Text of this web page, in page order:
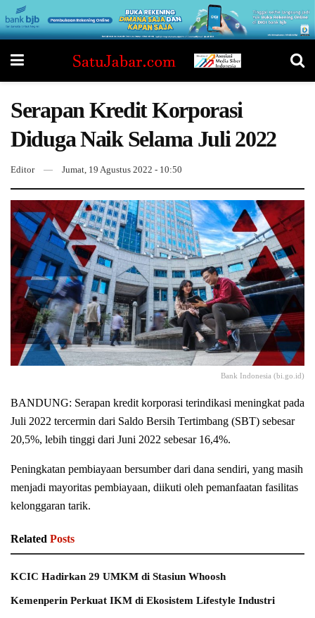
Serapan Kredit Korporasi
Diduga Naik Selama Juli 2022
Editor Jumat, 19 Agustus 2022 - 10:50
Bank Indonesia (bi.go.id)
BANDUNG: Serapan kredit korporasi terindikasi meningkat pada
Juli 2022 tercermin dari Saldo Bersih Tertimbang (SBT) sebesar
20,5%, lebih tinggi dari Juni 2022 sebesar 16,4%.
Peningkatan pembiayaan bersumber dari dana sendiri, yang masih
menjadi mayoritas pembiayaan, diikuti oleh pemanfaatan fasilitas
kelonggaran tarik.
Related Posts
KCIC Hadirkan 29 UMKM di Stasiun Whoosh
Kemenperin Perkuat IKM di Ekosistem Lifestyle Industri